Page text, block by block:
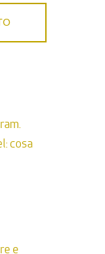
cosa
e